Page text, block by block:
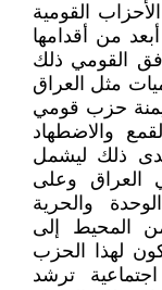
القومية
من أقدامها
القومي ذلك
مثل العراق
حزب قومي
والاضطهاد
ذلك ليشمل
العراق وعلى
والحرية
من المحيط إلى
لهذا الحزب
ترشد